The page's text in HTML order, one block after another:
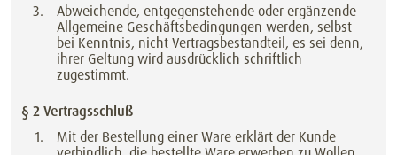
Abweichende, entgegenstehende oder ergänzende
Allgemeine Geschäftsbedingungen werden, selbst
bei Kenntnis, nicht Vertragsbestandteil, es sei denn,
ihrer Geltung wird ausdrücklich schriftlich
zugestimmt.
§ 2 Vertragsschluß
Mit der Bestellung einer Ware erklärt der Kunde